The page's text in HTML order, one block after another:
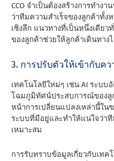
CCO จําเป็นต้องสร้างการทําง
ว่าทีมความสําเร็จของลูกค้าทั้
เชิงลึก แนวทางที่เป็นหนึ่งเดีย
ของลูกค้าช่วยให้ลูกค้าเดินทาง
3. การปรับตัวให้เข้ากับค
เทคโนโลยีใหม่ๆ เช่น AI ระบ
โฉมภูมิทัศน์ประสบการณ์ของลูก
หน้าการเปลี่ยนแปลงเหล่านี้ใน
ระบบที่มีอยู่และทําให้แน่ใจว่า
เหมาะสม
การรับทราบข้อมูลเกี่ยวกับเท